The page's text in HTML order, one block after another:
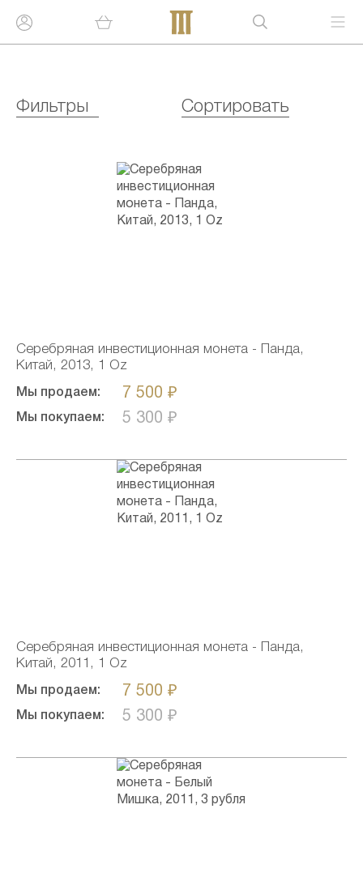
Фильтры Сортировать
Серебряная инвестиционная монета - Панда,
Китай, 2013, 1 Oz
Мы продаем: 7 500 ₽
Мы покупаем: 5 300 ₽
Серебряная инвестиционная монета - Панда,
Китай, 2011, 1 Oz
Мы продаем: 7 500 ₽
Мы покупаем: 5 300 ₽